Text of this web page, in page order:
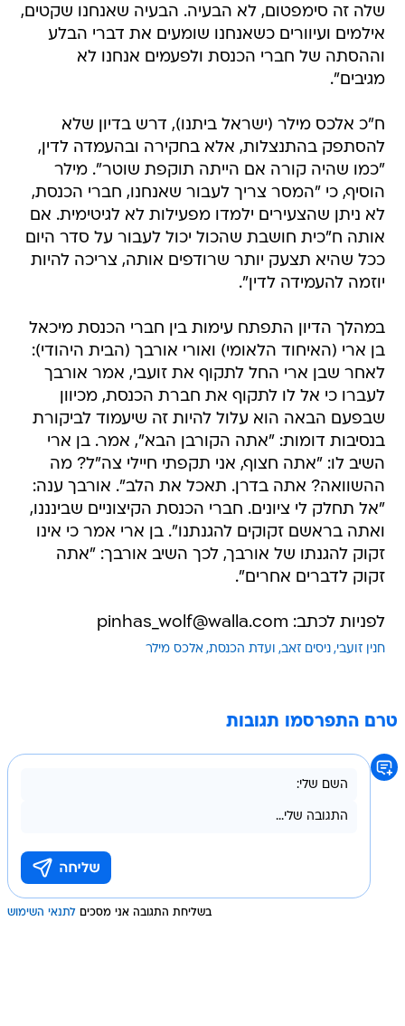
שלה זה סימפטום, לא הבעיה. הבעיה שאנחנו שקטים,
אילמים ועיוורים כשאנחנו שומעים את דברי הבלע
וההסתה של חברי הכנסת ולפעמים אנחנו לא
מגיבים".
ח"כ אלכס מילר (ישראל ביתנו), דרש בדיון שלא
להסתפק בהתנצלות, אלא בחקירה ובהעמדה לדין,
"כמו שהיה קורה אם הייתה תוקפת שוטר". מילר
הוסיף, כי "המסר צריך לעבור שאנחנו, חברי הכנסת,
לא ניתן שהצעירים ילמדו מפעילות לא לגיטימית. אם
אותה ח"כית חושבת שהכול יכול לעבור על סדר היום
ככל שהיא תצעק יותר שרודפים אותה, צריכה להיות
יוזמה להעמידה לדין".
במהלך הדיון התפתח עימות בין חברי הכנסת מיכאל
בן ארי (האיחוד הלאומי) ואורי אורבך (הבית היהודי):
לאחר שבן ארי החל לתקוף את זועבי, אמר אורבך
לעברו כי אל לו לתקוף את חברת הכנסת, מכיוון
שבפעם הבאה הוא עלול להיות זה שיעמוד לביקורת
בנסיבות דומות: "אתה הקורבן הבא", אמר. בן ארי
השיב לו: "אתה חצוף, אני תקפתי חיילי צה"ל? מה
ההשוואה? אתה בדרן. תאכל את הלב". אורבך ענה:
"אל תחלק לי ציונים. חברי הכנסת הקיצוניים שבינננו,
ואתה בראשם זקוקים להגנתנו". בן ארי אמר כי אינו
זקוק להגנתו של אורבך, לכך השיב אורבך: "אתה
זקוק לדברים אחרים".
לפניות לכתב: pinhas_wolf@walla.com
חנין זועבי ניסים זאב ועדת הכנסת אלכס מילר
טרם התפרסמו תגובות
בשליחת התגובה אני מסכים לתנאי השימוש